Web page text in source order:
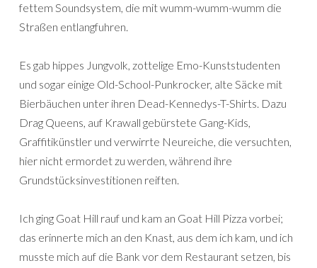
fettem Soundsystem, die mit wumm-wumm-wumm die
Straßen entlangfuhren.
Es gab hippes Jungvolk, zottelige Emo-Kunststudenten
und sogar einige Old-School-Punkrocker, alte Säcke mit
Bierbäuchen unter ihren Dead-Kennedys-T-Shirts. Dazu
Drag Queens, auf Krawall gebürstete Gang-Kids,
Graffitikünstler und verwirrte Neureiche, die versuchten,
hier nicht ermordet zu werden, während ihre
Grundstücksinvestitionen reiften.
Ich ging Goat Hill rauf und kam an Goat Hill Pizza vorbei;
das erinnerte mich an den Knast, aus dem ich kam, und ich
musste mich auf die Bank vor dem Restaurant setzen, bis